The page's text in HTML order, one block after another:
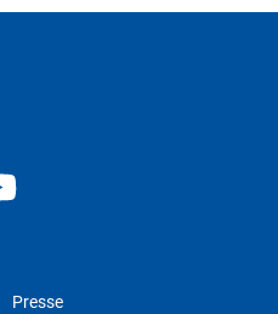
Presse